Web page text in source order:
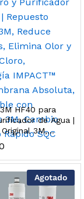
HF40 para
de Agua |
3M,
Elimina
a Cloro,
IMPACT™ con
Absoluta,
con Sistemas
Sanitario
Agotado
600A
WFS-BF